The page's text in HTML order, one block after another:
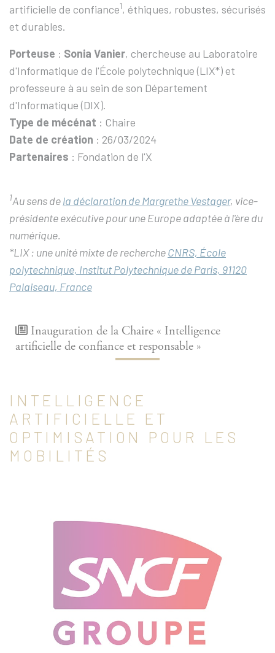
artificielle de confiance1, éthiques, robustes, sécurisés
et durables.
Porteuse : Sonia Vanier, chercheuse au Laboratoire
d'Informatique de l'École polytechnique (LIX*) et
professeure à au sein de son Département
d'Informatique (DIX).
Type de mécénat : Chaire
Date de création : 26/03/2024
Partenaires : Fondation de l'X
1Au sens dela déclaration de Margrethe Vestager, vice-
présidente exécutive pour une Europe adaptée à l'ère du
numérique.
*LIX : une unité mixte de rechercheCNRS, École
polytechnique, Institut Polytechnique de Paris, 91120
Palaiseau, France
Inauguration de la Chaire « Intelligence
artificielle de confiance et responsable »
INTELLIGENCE
ARTIFICIELLE ET
OPTIMISATION POUR LES
MOBILITÉS